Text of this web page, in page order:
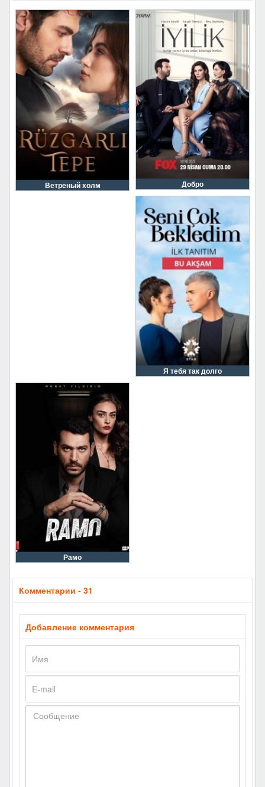
Ветреный холм Добро
Я тебя так долго
Рамо
Комментарии - 31
Добавление комментария